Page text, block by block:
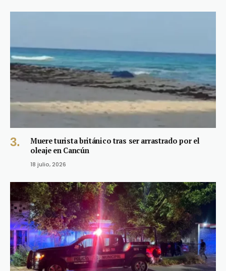
Muere turista británico tras ser arrastrado por el
oleaje en Cancún
18 julio, 2026